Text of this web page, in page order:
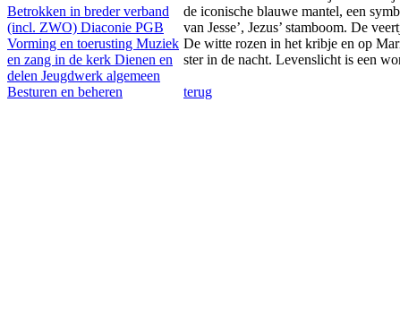
Betrokken in breder verband
(incl. ZWO) Diaconie PGB
Vorming en toerusting Muziek
en zang in de kerk Dienen en
delen Jeugdwerk algemeen
Besturen en beheren
de iconische blauwe mantel, een
van Jesse’, Jezus’ stamboom. De
De witte rozen in het kribje en op
ster in de nacht. Levenslicht is een
terug